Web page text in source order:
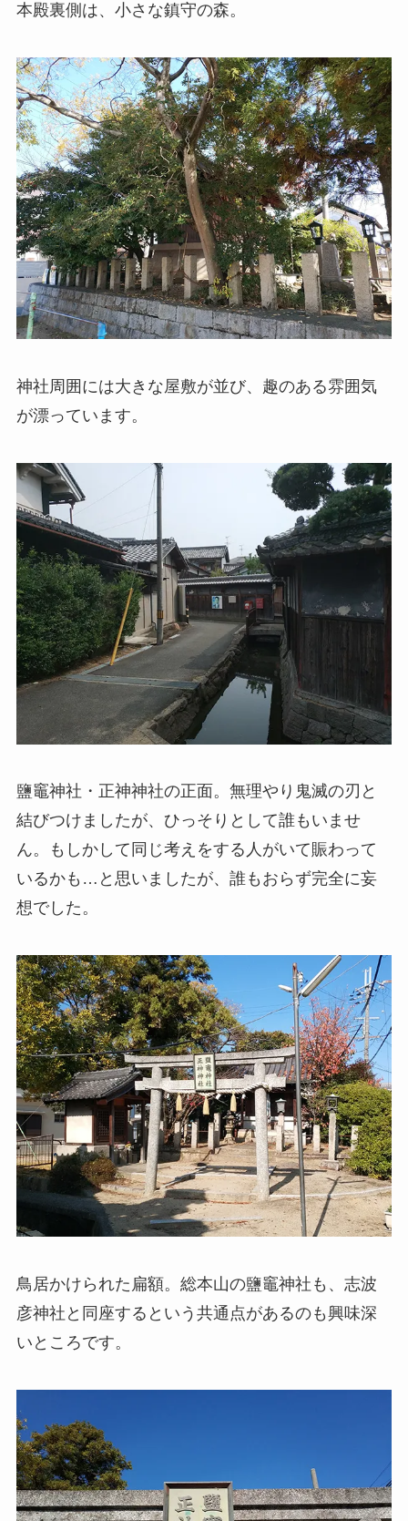
本殿裏側は、小さな鎮守の森。
神社周囲には大きな屋敷が並び、趣のある雰囲気
が漂っています。
鹽竈神社・正神神社の正面。無理やり鬼滅の刃と
結びつけましたが、ひっそりとして誰もいませ
ん。もしかして同じ考えをする人がいて賑わって
いるかも…と思いましたが、誰もおらず完全に妄
想でした。
鳥居かけられた扁額。総本山の鹽竈神社も、志波
彦神社と同座するという共通点があるのも興味深
いところです。